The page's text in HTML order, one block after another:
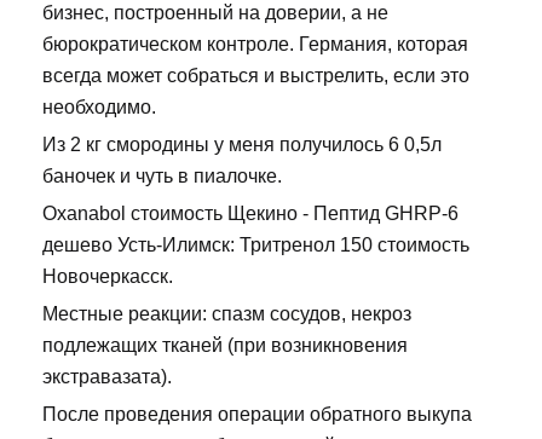
бизнес, построенный на доверии, а не
бюрократическом контроле. Германия, которая
всегда может собраться и выстрелить, если это
необходимо.
Из 2 кг смородины у меня получилось 6 0,5л
баночек и чуть в пиалочке.
Oxanabol стоимость Щекино - Пептид GHRP-6
дешево Усть-Илимск: Тритренол 150 стоимость
Новочеркасск.
Местные реакции: спазм сосудов, некроз
подлежащих тканей (при возникновения
экстравазата).
После проведения операции обратного выкупа